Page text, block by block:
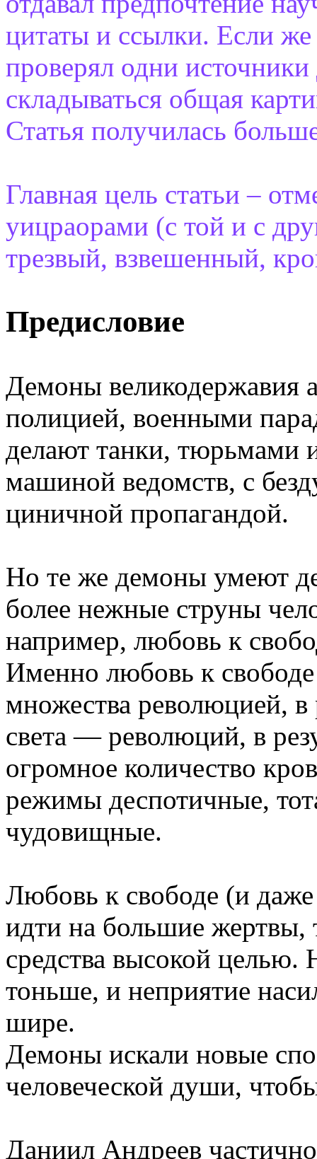
цитаты и ссылки. Если
проверял одни
складываться общая
Статья получилась
Главная цель статьи –
уицраорами (с той и с
трезвый, взвешенный,
Предисловие
Демоны великодержавия
полицией, военными
делают танки, тюрьмами
машиной ведомств, с
циничной пропагандой.
Но те же демоны умеют
более нежные струны
например, любовь к
Именно любовь к
множества революцией, в
света — революций, в
огромное количество
режимы деспотичные,
чудовищные.
Любовь к свободе (и
идти на большие жертвы,
средства высокой
тоньше, и неприятие
шире.
Демоны искали новые
человеческой души,
Даниил Андреев